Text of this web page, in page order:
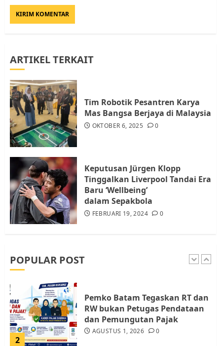
ARTIKEL TERKAIT
Tim Robotik Pesantren Karya
Mas Bangsa Berjaya di Malaysia
OKTOBER 6, 2025 0
Keputusan Jürgen Klopp
Tinggalkan Liverpool Tandai Era
Baru ‘Wellbeing’
dalam Sepakbola
FEBRUARI 19, 2024 0
POPULAR POST
4
Datangi Pemko Batam, Warga
JULI 21, 2026 0
5
Resahkan Warga
JULI 17, 2026 0
1
2
Pemko Batam Tegaskan RT dan
RW bukan Petugas Pendataan
dan Pemungutan Pajak
AGUSTUS 1, 2026 0